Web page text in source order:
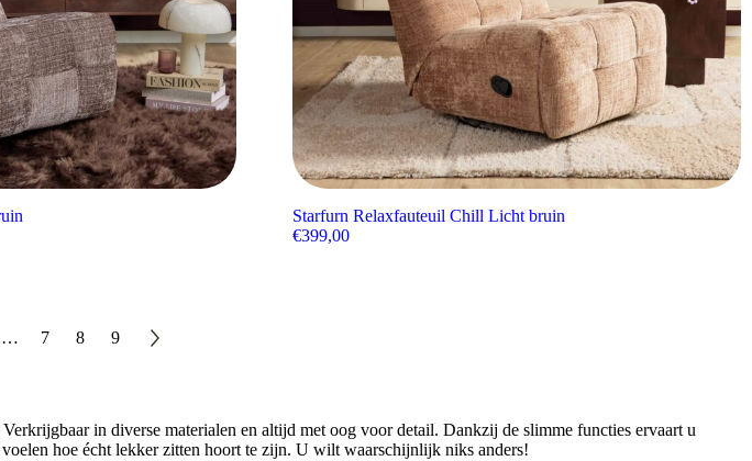
Starfurn Relaxfauteuil Chill Licht bruin
€399,00
… 7 8 9
in diverse materialen en altijd met oog voor detail. Dankzij de slimme functies ervaart u
hoe écht lekker zitten hoort te zijn. U wilt waarschijnlijk niks anders!